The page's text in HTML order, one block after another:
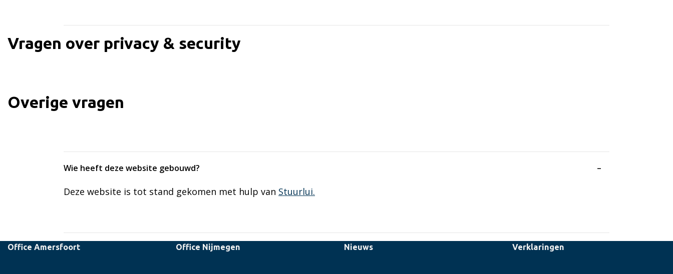
Vragen over privacy & security
Overige vragen
Wie heeft deze website gebouwd?
Deze website is tot stand gekomen met hulp van Stuurlui.
Office Amersfoort Office Nijmegen Nieuws Verklaringen